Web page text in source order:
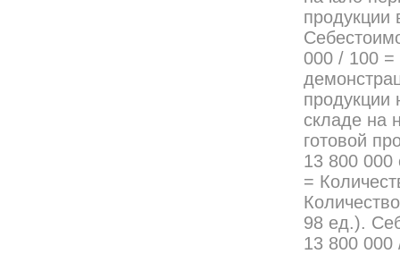
продукции
000 / 100 =
продукции
складе на
готовой
13 800 000
=
98 ед.).
13 800 000